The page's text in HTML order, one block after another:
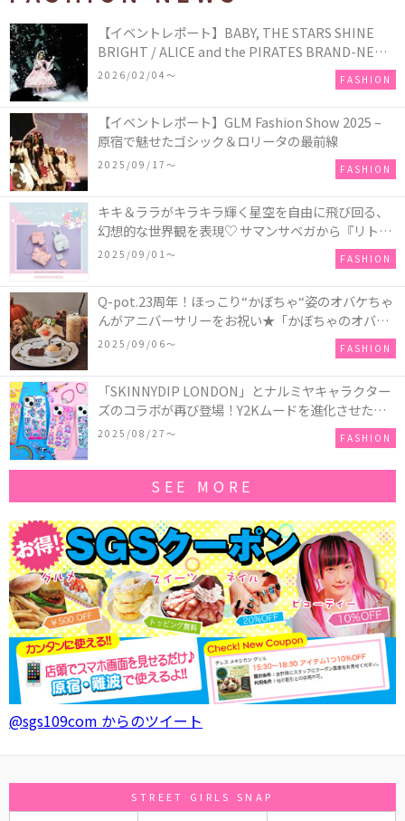
【イベントレポート】BABY, THE STARS SHINE
BRIGHT / ALICE and the PIRATES BRAND-NEW
COLLECTION in TOKYO
2026/02/04〜 FASHION
【イベントレポート】GLM Fashion Show 2025 –
原宿で魅せたゴシック＆ロリータの最前線
2025/09/17〜 FASHION
キキ＆ララがキラキラ輝く星空を自由に飛び回る、
幻想的な世界観を表現♡ サマンサベガから『リトル
ツインスターズ』50周年アニバーサリーイヤー』を
2025/09/01〜 FASHION
Q-pot.23周年！ほっこり“かぼちゃ“姿のオバケちゃ
んがアニバーサリーをお祝い★「かぼちゃのオバケ
ーキアクセサリー」が新発売！Q-pot CAFE.では
「かぼちゃのオバケーキプレート」も登場
2025/09/06〜 FASHION
「SKINNYDIP LONDON」とナルミヤキャラクター
ズのコラボが再び登場！Y2Kムードを進化させた新
作コレクションを発売♪
2025/08/27〜 FASHION
SEE MORE
@sgs109com からのツイート
STREET GIRLS SNAP